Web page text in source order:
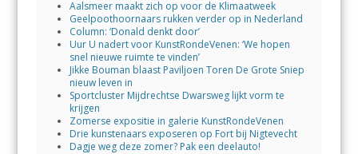
Aalsmeer maakt zich op voor de Klimaatweek
Geelpoothoornaars rukken verder op in Nederland
Column: ‘Donald denkt door’
Uur U nadert voor KunstRondeVenen: ‘We hopen
snel nieuwe ruimte te vinden’
Jikke Bouman blaast Paviljoen Toren De Grote Sniep
nieuw leven in
Sportcluster Mijdrechtse Dwarsweg lijkt vorm te
krijgen
Zomerse expositie in galerie KunstRondeVenen
Drie kunstenaars exposeren op Fort bij Nigtevecht
Dagje weg deze zomer? Pak een deelauto!